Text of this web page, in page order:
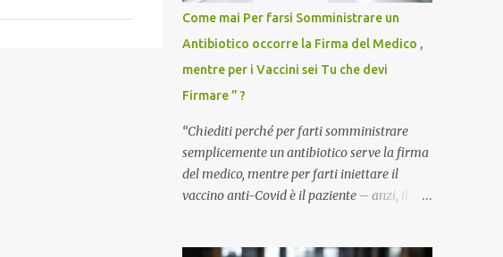
Come mai Per farsi Somministrare un
Antibiotico occorre la Firma del Medico ,
mentre per i Vaccini sei Tu che devi
Firmare ” ?
“Chiediti perché per farti somministrare
semplicemente un antibiotico serve la firma
del medico, mentre per farti iniettare il
vaccino anti-Covid è il paziente – anzi, il